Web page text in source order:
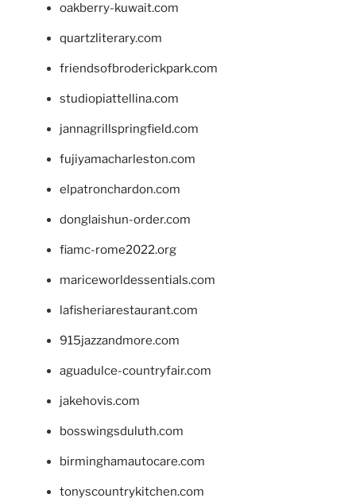
oakberry-kuwait.com
quartzliterary.com
friendsofbroderickpark.com
studiopiattellina.com
jannagrillspringfield.com
fujiyamacharleston.com
elpatronchardon.com
donglaishun-order.com
fiamc-rome2022.org
mariceworldessentials.com
lafisheriarestaurant.com
915jazzandmore.com
aguadulce-countryfair.com
jakehovis.com
bosswingsduluth.com
birminghamautocare.com
tonyscountrykitchen.com